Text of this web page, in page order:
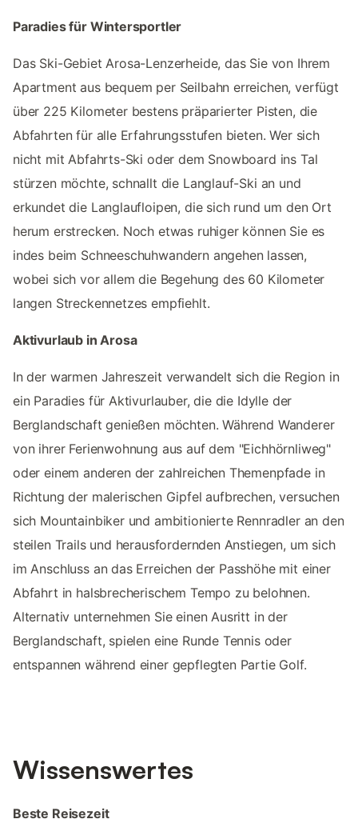
Paradies für Wintersportler
Das Ski-Gebiet Arosa-Lenzerheide, das Sie von Ihrem
Apartment aus bequem per Seilbahn erreichen, verfügt
über 225 Kilometer bestens präparierter Pisten, die
Abfahrten für alle Erfahrungsstufen bieten. Wer sich
nicht mit Abfahrts-Ski oder dem Snowboard ins Tal
stürzen möchte, schnallt die Langlauf-Ski an und
erkundet die Langlaufloipen, die sich rund um den Ort
herum erstrecken. Noch etwas ruhiger können Sie es
indes beim Schneeschuhwandern angehen lassen,
wobei sich vor allem die Begehung des 60 Kilometer
langen Streckennetzes empfiehlt.
Aktivurlaub in Arosa
In der warmen Jahreszeit verwandelt sich die Region in
ein Paradies für Aktivurlauber, die die Idylle der
Berglandschaft genießen möchten. Während Wanderer
von ihrer Ferienwohnung aus auf dem "Eichhörnliweg"
oder einem anderen der zahlreichen Themenpfade in
Richtung der malerischen Gipfel aufbrechen, versuchen
sich Mountainbiker und ambitionierte Rennradler an den
steilen Trails und herausfordernden Anstiegen, um sich
im Anschluss an das Erreichen der Passhöhe mit einer
Abfahrt in halsbrecherischem Tempo zu belohnen.
Alternativ unternehmen Sie einen Ausritt in der
Berglandschaft, spielen eine Runde Tennis oder
entspannen während einer gepflegten Partie Golf.
Wissenswertes
Beste Reisezeit